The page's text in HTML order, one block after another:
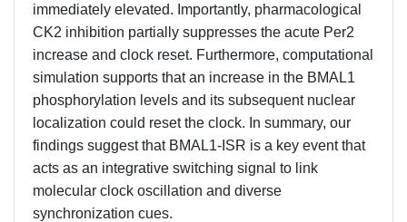
immediately elevated. Importantly, pharmacological
CK2 inhibition partially suppresses the acute Per2
increase and clock reset. Furthermore, computational
simulation supports that an increase in the BMAL1
phosphorylation levels and its subsequent nuclear
localization could reset the clock. In summary, our
findings suggest that BMAL1-ISR is a key event that
acts as an integrative switching signal to link
molecular clock oscillation and diverse
synchronization cues.